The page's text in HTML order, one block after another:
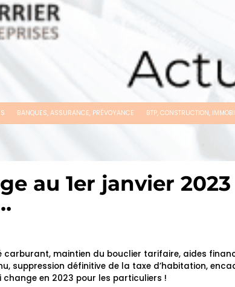
BANQUES, ASSURANCE, PRÉVOYANCE BTP, CONSTRUCTION,
au 1er janvier
carburant, maintien du bouclier tarifaire, aides
suppression définitive de la taxe d’habitation,
change en 2023 pour les particuliers !